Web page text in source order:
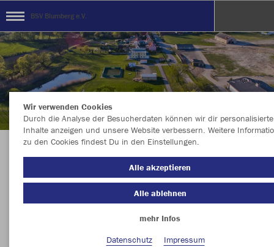
BSV Blumberg e.V.
Herzlich Willkommen im Teamshop BSV
Blumberg e.V.
Wir verwenden Cookies
Durch die Analyse der Besucherdaten können wir dir personalisierte
Inhalte anzeigen und unsere Website verbessern. Weitere
zu den Cookies findest Du in den Einstellungen.
Alle akzeptieren
Alle ablehnen
mehr Infos
Datenschutz
Impressum